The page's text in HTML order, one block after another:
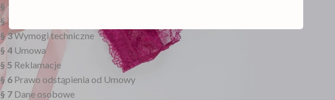
§ 1
§ 2
§ 3Wymogi techniczne
§ 4 Umowa
§ 5 Reklamacje
§ 6 Prawo odstąpienia od Umowy
§ 7 Dane osobowe